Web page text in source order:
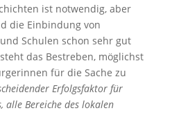
ist notwendig, aber
die Einbindung von
Schulen schon sehr gut
das Bestreben, möglichst
für die Sache zu
Erfolgsfaktor für
alle Bereiche des lokalen